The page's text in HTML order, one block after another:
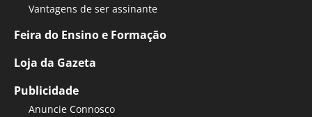
Vantagens de ser assinante
Feira do Ensino e Formação
Loja da Gazeta
Publicidade
Anuncie Connosco